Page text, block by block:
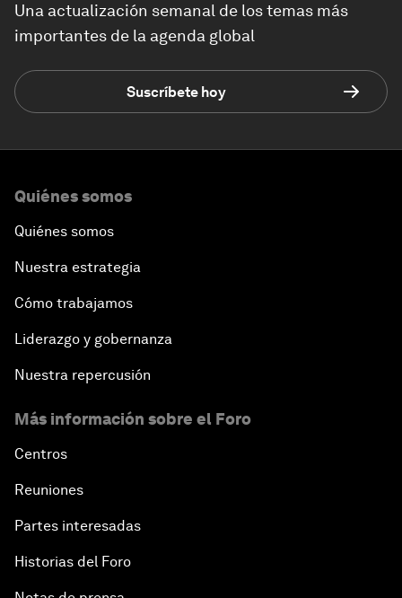
Una actualización semanal de los temas más
importantes de la agenda global
Suscríbete hoy
Quiénes somos
Quiénes somos
Nuestra estrategia
Cómo trabajamos
Liderazgo y gobernanza
Nuestra repercusión
Más información sobre el Foro
Centros
Reuniones
Partes interesadas
Historias del Foro